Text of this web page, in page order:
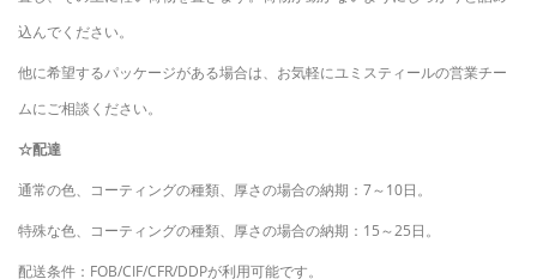
込んでください。
他に希望するパッケージがある場合は、お気軽にユミスティールの営業チー
ムにご相談ください。
☆配達
通常の色、コーティングの種類、厚さの場合の納期：7～10日。
特殊な色、コーティングの種類、厚さの場合の納期：15～25日。
配送条件：FOB/CIF/CFR/DDPが利用可能です。